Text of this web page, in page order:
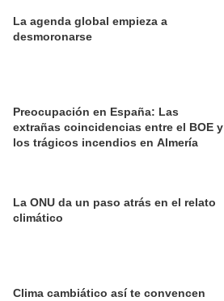
La agenda global empieza a
desmoronarse
Preocupación en España: Las
extrañas coincidencias entre el BOE y
los trágicos incendios en Almería
La ONU da un paso atrás en el relato
climático
Clima cambiático así te convencen